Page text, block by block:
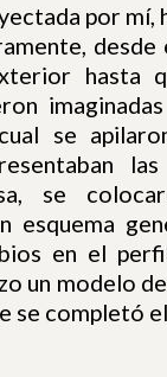
por mí,
hasta
se
las
se
esquema
en el
un modelo
se completó